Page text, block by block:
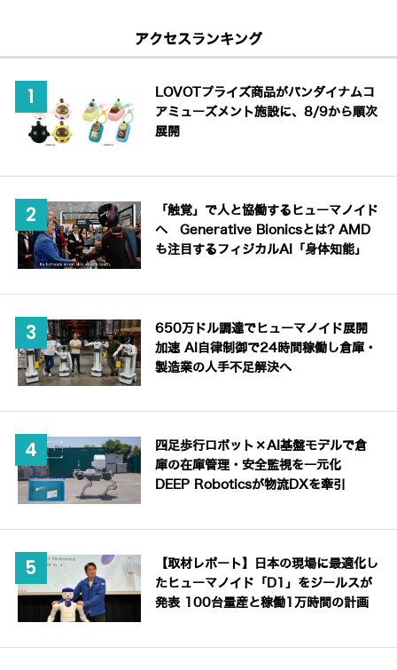
アクセスランキング
LOVOTプライズ商品がバンダイナムコ
アミューズメント施設に、8/9から順次
展開
「触覚」で人と協働するヒューマノイド
へ Generative Bionicsとは? AMD
も注目するフィジカルAI「身体知能」
650万ドル調達でヒューマノイド展開
加速 AI自律制御で24時間稼働し倉庫・
製造業の人手不足解決へ
四足歩行ロボット×AI基盤モデルで倉
庫の在庫管理・安全監視を一元化
DEEP Roboticsが物流DXを牽引
【取材レポート】日本の現場に最適化し
たヒューマノイド「D1」をジールスが
発表 100台量産と稼働1万時間の計画